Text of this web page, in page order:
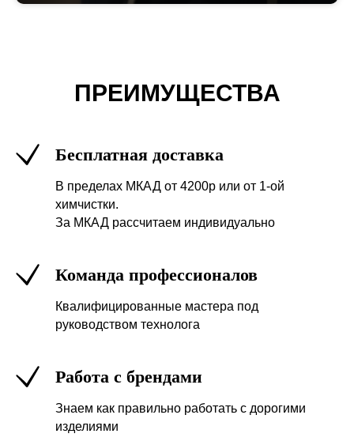
ПРЕИМУЩЕСТВА
Бесплатная доставка
В пределах МКАД от 4200р или от 1-ой
химчистки.
За МКАД рассчитаем индивидуально
Команда профессионалов
Квалифицированные мастера под
руководством технолога
Работа с брендами
Знаем как правильно работать с дорогими
изделиями